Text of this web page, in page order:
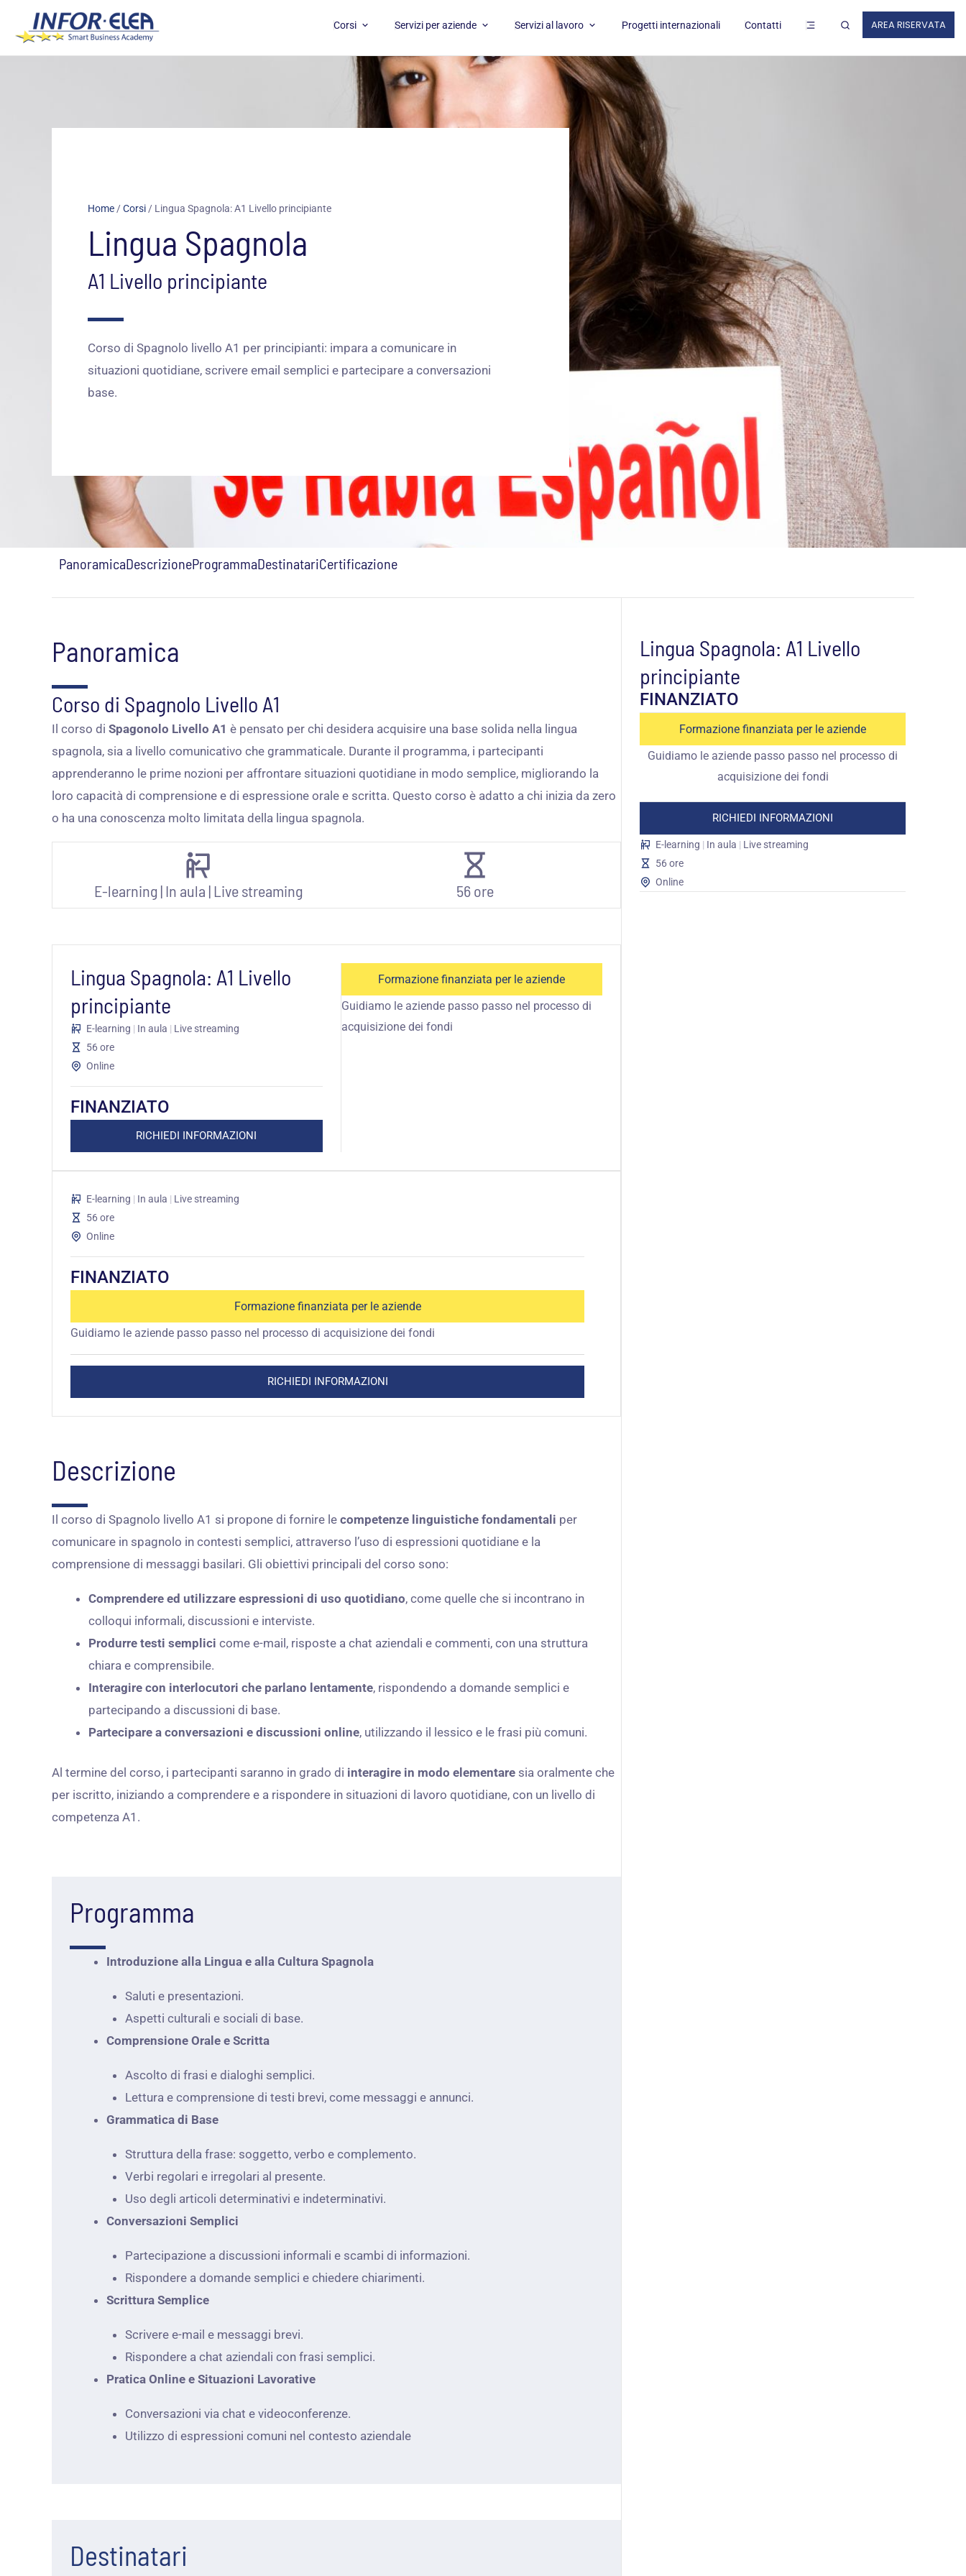
contenuto
AREA RISERVATA
Corsi APRI CORSIServizi per aziende APRI SERVIZI PER AZIENDE
Servizi al lavoro APRI SERVIZI AL LAVORO
Progetti internazionali Contatti
Home/Corsi/ Lingua Spagnola: A1 Livello principiante
Lingua Spagnola
A1 Livello principiante
Corso di Spagnolo livello A1 per principianti: impara a comunicare in
situazioni quotidiane, scrivere email semplici e partecipare a conversazioni
base.
PanoramicaDescrizioneProgrammaDestinatariCertificazione
Panoramica
Corso di Spagnolo Livello A1
Il corso di Spagonolo Livello A1 è pensato per chi desidera acquisire una base solida nella lingua
spagnola, sia a livello comunicativo che grammaticale. Durante il programma, i partecipanti
apprenderanno le prime nozioni per affrontare situazioni quotidiane in modo semplice, migliorando la
loro capacità di comprensione e di espressione orale e scritta. Questo corso è adatto a chi inizia da zero
o ha una conoscenza molto limitata della lingua spagnola.
E-learning |In aula |Live streaming 56 ore
Lingua Spagnola: A1 Livello
principiante
E-learning | In aula | Live streaming
56 ore
Online
FINANZIATO
RICHIEDI INFORMAZIONI
Formazione finanziata per le aziende
Guidiamo le aziende passo passo nel processo di
acquisizione dei fondi
E-learning | In aula | Live streaming
56 ore
Online
FINANZIATO
Formazione finanziata per le aziende
Guidiamo le aziende passo passo nel processo di acquisizione dei fondi
RICHIEDI INFORMAZIONI
Descrizione
Il corso di Spagnolo livello A1 si propone di fornire le competenze linguistiche fondamentali per
comunicare in spagnolo in contesti semplici, attraverso l’uso di espressioni quotidiane e la
comprensione di messaggi basilari. Gli obiettivi principali del corso sono:
Comprendere ed utilizzare espressioni di uso quotidiano, come quelle che si incontrano in
colloqui informali, discussioni e interviste.
Produrre testi semplici come e-mail, risposte a chat aziendali e commenti, con una struttura
chiara e comprensibile.
Interagire con interlocutori che parlano lentamente, rispondendo a domande semplici e
partecipando a discussioni di base.
Partecipare a conversazioni e discussioni online, utilizzando il lessico e le frasi più comuni.
Al termine del corso, i partecipanti saranno in grado di interagire in modo elementare sia oralmente che
per iscritto, iniziando a comprendere e a rispondere in situazioni di lavoro quotidiane, con un livello di
competenza A1.
Programma
Introduzione alla Lingua e alla Cultura Spagnola
Saluti e presentazioni.
Aspetti culturali e sociali di base.
Comprensione Orale e Scritta
Ascolto di frasi e dialoghi semplici.
Lettura e comprensione di testi brevi, come messaggi e annunci.
Grammatica di Base
Struttura della frase: soggetto, verbo e complemento.
Verbi regolari e irregolari al presente.
Uso degli articoli determinativi e indeterminativi.
Conversazioni Semplici
Partecipazione a discussioni informali e scambi di informazioni.
Rispondere a domande semplici e chiedere chiarimenti.
Scrittura Semplice
Scrivere e-mail e messaggi brevi.
Rispondere a chat aziendali con frasi semplici.
Pratica Online e Situazioni Lavorative
Conversazioni via chat e videoconferenze.
Utilizzo di espressioni comuni nel contesto aziendale
Destinatari
Lingua Spagnola: A1 Livello
principiante
FINANZIATO
Formazione finanziata per le aziende
Guidiamo le aziende passo passo nel processo di
acquisizione dei fondi
RICHIEDI INFORMAZIONI
E-learning | In aula | Live streaming
56 ore
Online